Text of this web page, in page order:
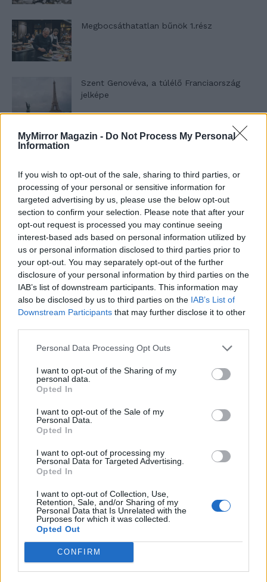
MyMirror Magazin - Do Not Process My Personal
Information
If you wish to opt-out of the sale, sharing to third parties, or
processing of your personal or sensitive information for
targeted advertising by us, please use the below opt-out
section to confirm your selection. Please note that after your
opt-out request is processed you may continue seeing
interest-based ads based on personal information utilized by
us or personal information disclosed to third parties prior to
your opt-out. You may separately opt-out of the further
disclosure of your personal information by third parties on the
IAB’s list of downstream participants. This information may
also be disclosed by us to third parties on the IAB’s List of
Downstream Participants that may further disclose it to other
Personal Data Processing Opt Outs
I want to opt-out of the Sharing of my
personal data.
Opted In
I want to opt-out of the Sale of my
Personal Data.
Opted In
I want to opt-out of processing my
Personal Data for Targeted Advertising.
Opted In
I want to opt-out of Collection, Use,
Retention, Sale, and/or Sharing of my
Personal Data that Is Unrelated with the
Purposes for which it was collected.
Opted Out
CONFIRM
Megbocsáthatatlan bűnök 1.rész
Szent Genovéva, a túlélő Franciaország
jelképe
Minka 12. rész
Minka 11. rész
T. szereti a fiatal lányokat 14. rész
Pedig szóltam… – Miért nem hiszünk a
A legidegesítőbb kifejezések laza
gyűjteménye
Elyna Robbs: Adéle és az örökölt árnyak
A világ legismertebb ruhái